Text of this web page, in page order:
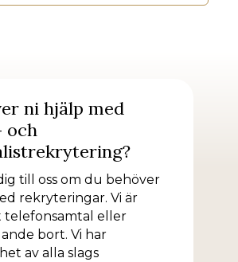
ni hjälp med
och
till oss om du behöver
rekryteringar. Vi är
telefonsamtal eller
bort. Vi har
av alla slags